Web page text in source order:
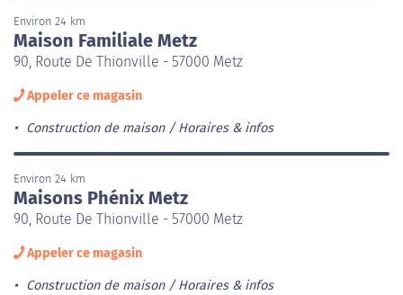
Environ 24 km
Maison Familiale Metz
90, Route De Thionville - 57000 Metz
Appeler ce magasin
Construction de maison Horaires & infos
Environ 24 km
Maisons Phénix Metz
90, Route De Thionville - 57000 Metz
Appeler ce magasin
Construction de maison Horaires & infos